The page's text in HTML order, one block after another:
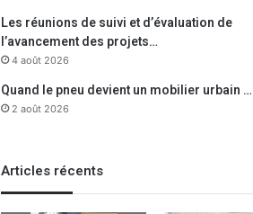
Les réunions de suivi et d’évaluation de
l’avancement des projets…
4 août 2026
Quand le pneu devient un mobilier urbain …
2 août 2026
Articles récents